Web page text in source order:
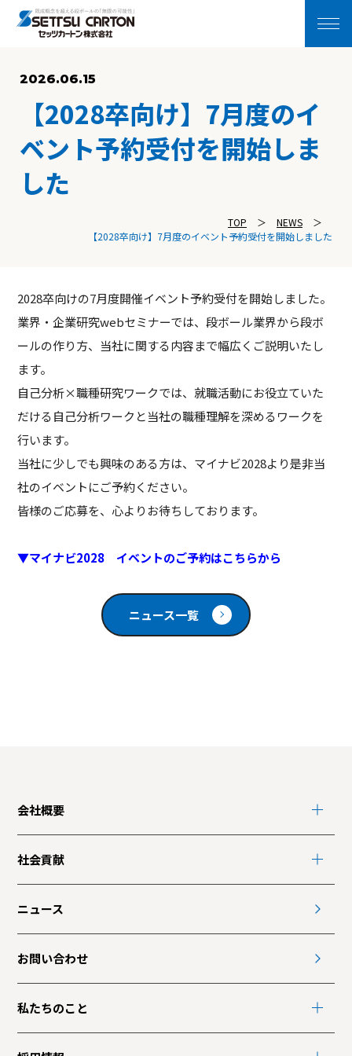
2026.06.15
【2028卒向け】7月度のイ
ベント予約受付を開始しま
した
TOP
NEWS
【2028卒向け】7月度のイベント予約受付を開始しました
2028卒向けの7月度開催イベント予約受付を開始しました。
業界・企業研究webセミナーでは、段ボール業界から段ボ
ールの作り方、当社に関する内容まで幅広くご説明いたし
ます。
自己分析×職種研究ワークでは、就職活動にお役立ていた
だける自己分析ワークと当社の職種理解を深めるワークを
行います。
当社に少しでも興味のある方は、マイナビ2028より是非当
社のイベントにご予約ください。
皆様のご応募を、心よりお待ちしております。
▼マイナビ2028 イベントのご予約はこちらから
ニュース一覧
会社概要
社会貢献
ニュース
お問い合わせ
私たちのこと